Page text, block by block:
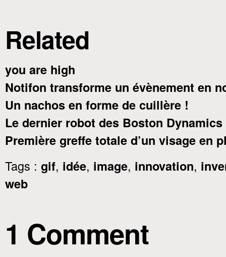
Related
you are high
Notifon transforme un évènement en
Un nachos en forme de cuillère !
Le dernier robot des Boston Dynamics
Première greffe totale d’un visage en
Tags : gif, idée, image, innovation,
web
1 Comment